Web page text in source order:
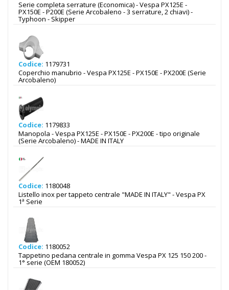
Serie completa serrature (Economica) - Vespa PX125E -
PX150E - P200E (Serie Arcobaleno - 3 serrature, 2 chiavi) -
Typhoon - Skipper
Codice: 1179731
Coperchio manubrio - Vespa PX125E - PX150E - PX200E (Serie
Arcobaleno)
Codice: 1179833
Manopola - Vespa PX125E - PX150E - PX200E - tipo originale
(Serie Arcobaleno) - MADE IN ITALY
Codice: 1180048
Listello inox per tappeto centrale "MADE IN ITALY" - Vespa PX
1ª Serie
Codice: 1180052
Tappetino pedana centrale in gomma Vespa PX 125 150 200 -
1° serie (OEM 180052)